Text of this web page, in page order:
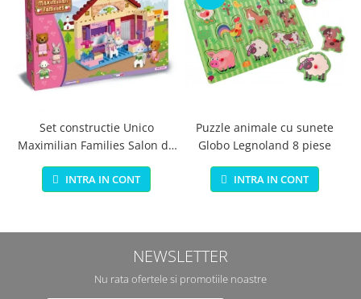
Set constructie Unico
Maximilian Families Salon de
infrumusetare 80 piese
INTRA IN CONT
Puzzle animale cu sunete
Globo Legnoland 8 piese
INTRA IN CONT
NEWSLETTER
Nu rata ofertele si promotiile noastre